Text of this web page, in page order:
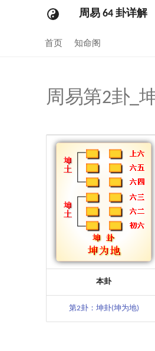
周易 64 卦详解
首页 知命阁
周易第2卦_
本卦
第2卦：坤卦(坤为地)